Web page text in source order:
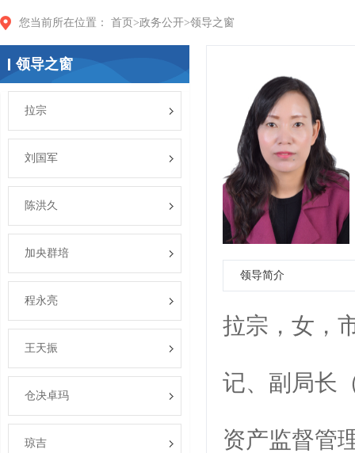
您当前所在位置： 首页 >政务公开>领导之窗
领导之窗
拉宗
刘国军
陈洪久
加央群培
程永亮
王天振
仓决卓玛
琼吉
领导简介
拉宗，女，
记、副局长
资产监督管